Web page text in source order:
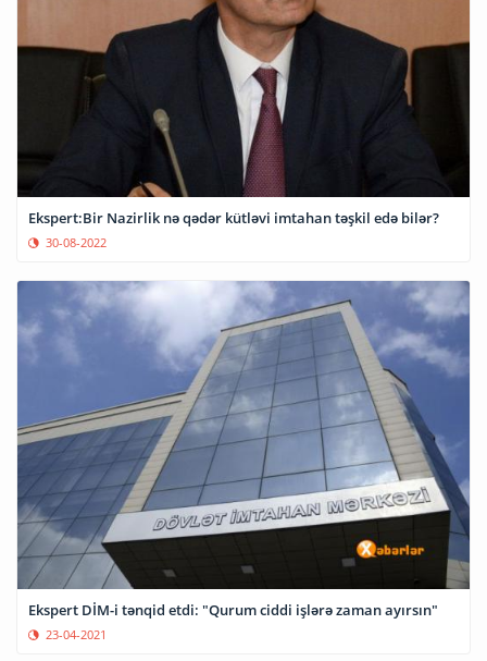
Ekspert:Bir Nazirlik nə qədər kütləvi imtahan təşkil edə bilər?
30-08-2022
Ekspert DİM-i tənqid etdi: "Qurum ciddi işlərə zaman ayırsın"
23-04-2021